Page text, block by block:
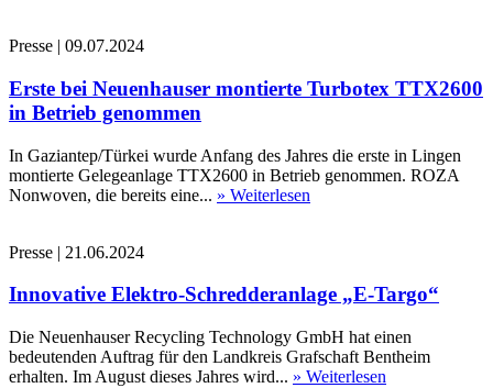
Presse | 09.07.2024
Erste bei Neuenhauser montierte Turbotex TTX2600
in Betrieb genommen
In Gaziantep/Türkei wurde Anfang des Jahres die erste in Lingen
montierte Gelegeanlage TTX2600 in Betrieb genommen. ROZA
Nonwoven, die bereits eine... » Weiterlesen
Presse | 21.06.2024
Innovative Elektro-Schredderanlage „E-Targo“
Die Neuenhauser Recycling Technology GmbH hat einen
bedeutenden Auftrag für den Landkreis Grafschaft Bentheim
erhalten. Im August dieses Jahres wird... » Weiterlesen